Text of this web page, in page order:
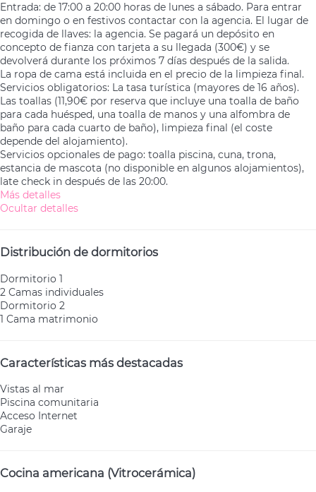
Entrada: de 17:00 a 20:00 horas de lunes a sábado. Para entrar
en domingo o en festivos contactar con la agencia. El lugar de
recogida de llaves: la agencia. Se pagará un depósito en
concepto de fianza con tarjeta a su llegada (300€) y se
devolverá durante los próximos 7 días después de la salida.
La ropa de cama está incluida en el precio de la limpieza final.
Servicios obligatorios: La tasa turística (mayores de 16 años).
Las toallas (11,90€ por reserva que incluye una toalla de baño
para cada huésped, una toalla de manos y una alfombra de
baño para cada cuarto de baño), limpieza final (el coste
depende del alojamiento).
Servicios opcionales de pago: toalla piscina, cuna, trona,
estancia de mascota (no disponible en algunos alojamientos),
late check in después de las 20:00.
Más detalles
Ocultar detalles
Distribución de dormitorios
Dormitorio 1
2 Camas individuales
Dormitorio 2
1 Cama matrimonio
Características más destacadas
Vistas al mar
Piscina comunitaria
Acceso Internet
Garaje
Cocina americana (Vitrocerámica)